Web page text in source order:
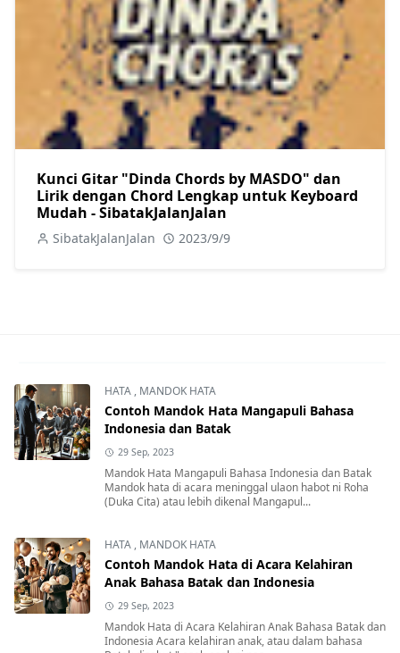
Kunci Gitar "Dinda Chords by MASDO" dan
Lirik dengan Chord Lengkap untuk Keyboard
Mudah - SibatakJalanJalan
SibatakJalanJalan 2023/9/9
HATA , MANDOK HATA
Contoh Mandok Hata Mangapuli Bahasa
Indonesia dan Batak
29 Sep, 2023
Mandok Hata Mangapuli Bahasa Indonesia dan Batak
Mandok hata di acara meninggal ulaon habot ni Roha
(Duka Cita) atau lebih dikenal Mangapul...
HATA , MANDOK HATA
Contoh Mandok Hata di Acara Kelahiran
Anak Bahasa Batak dan Indonesia
29 Sep, 2023
Mandok Hata di Acara Kelahiran Anak Bahasa Batak dan
Indonesia Acara kelahiran anak, atau dalam bahasa